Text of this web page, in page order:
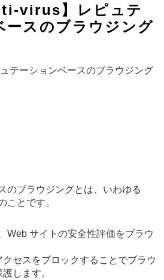
virus】レピュテ
ースのブラウジング
テーションベースのブラウジング
のブラウジングとは、いわゆる
ことです。
Web サイトの安全性評価をブラウ
セスをブロックすることでブラウ
します。